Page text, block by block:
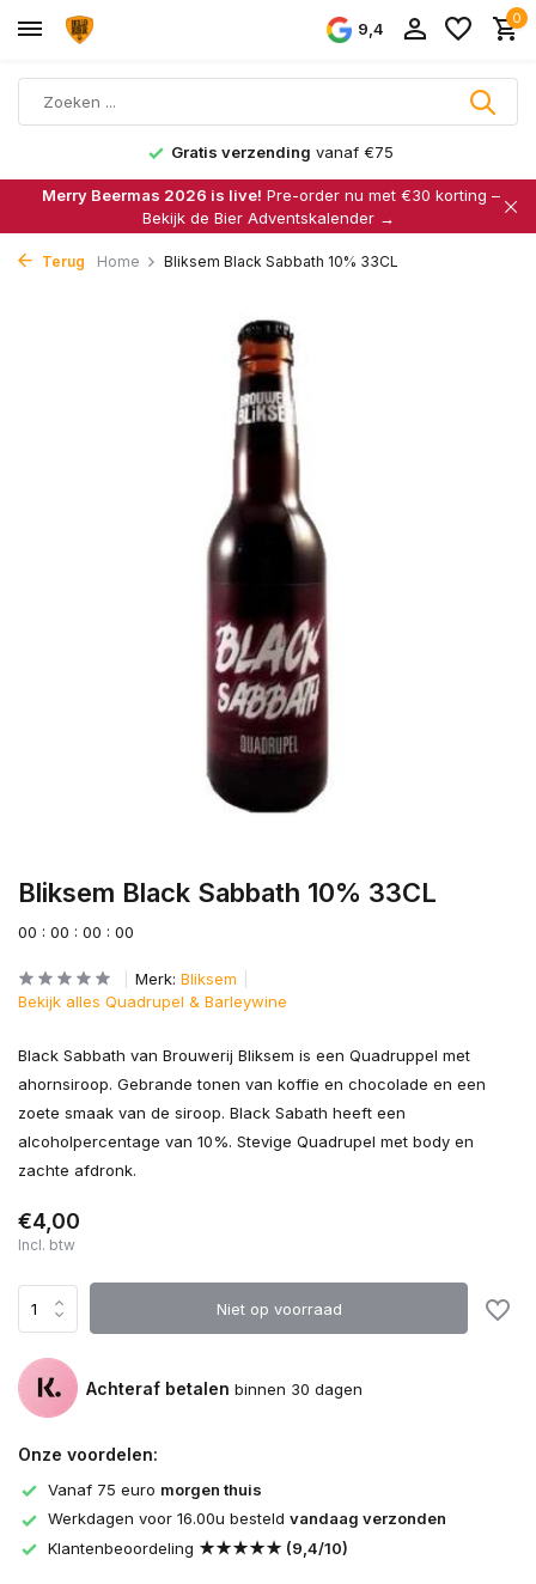
9,4
0
Gratis verzending vanaf €75
Merry Beermas 2026 is live! Pre-order nu met €30 korting –
Bekijk de Bier Adventskalender →
Terug Home Bliksem Black Sabbath 10% 33CL
Bliksem Black Sabbath 10% 33CL
00 : 00 : 00 : 00
Merk: Bliksem
Bekijk alles Quadrupel & Barleywine
Black Sabbath van Brouwerij Bliksem is een Quadruppel met
ahornsiroop. Gebrande tonen van koffie en chocolade en een
zoete smaak van de siroop. Black Sabath heeft een
alcoholpercentage van 10%. Stevige Quadrupel met body en
zachte afdronk.
€4,00
Incl. btw
Niet op voorraad
Achteraf betalen binnen 30 dagen
Onze voordelen:
Vanaf 75 euro morgen thuis
Werkdagen voor 16.00u besteld vandaag verzonden
Klantenbeoordeling ★★★★★ (9,4/10)